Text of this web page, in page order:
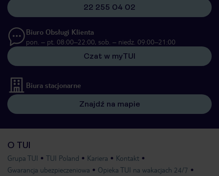
22 255 04 02
Biuro Obsługi Klienta
pon. – pt. 08:00–22:00, sob. – niedz. 09:00–21:00
Czat w myTUI
Biura stacjonarne
Znajdź na mapie
O TUI
Grupa TUI TUI Poland Kariera
Kontakt
Gwarancja ubezpieczeniowa
Opieka TUI na wakacjach 24/7